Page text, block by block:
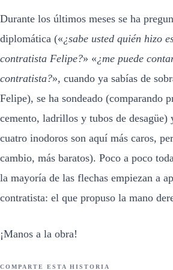
Durante los últimos meses se ha
diplomática (« ¿sabe usted quién hizo
contratista Felipe?» « ¿me puede
contratista?», cuando ya sabías de
Felipe), se ha sondeado (comparando
cemento, ladrillos y tubos de desagüe)
cuatro inodoros son aquí más caros,
cambio, más baratos). Poco a poco
la mayoría de las flechas empiezan a
contratista: el que propuso la mano
¡Manos a la obra!
COMPARTE ESTA HISTORIA